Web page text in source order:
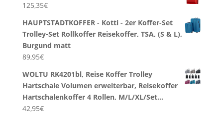
125,35€
HAUPTSTADTKOFFER - Kotti - 2er Koffer-Set
Trolley-Set Rollkoffer Reisekoffer, TSA, (S & L),
Burgund matt
89,95€
WOLTU RK4201bl, Reise Koffer Trolley
Hartschale Volumen erweiterbar, Reisekoffer
Hartschalenkoffer 4 Rollen, M/L/XL/Set…
42,95€